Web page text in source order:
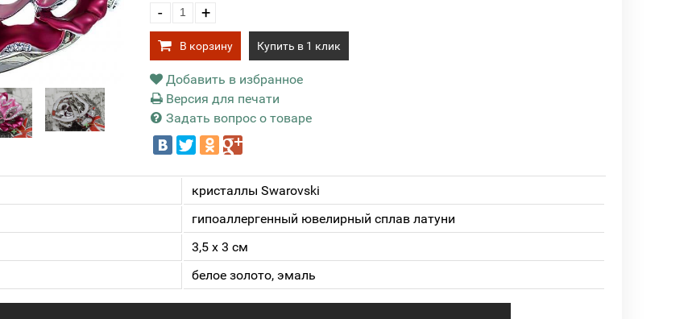
- +
В корзину Купить в 1 клик
Добавить в избранное
Версия для печати
Задать вопрос о товаре
кристаллы Swarovski
гипоаллергенный ювелирный сплав латуни
3,5 х 3 см
белое золото, эмаль